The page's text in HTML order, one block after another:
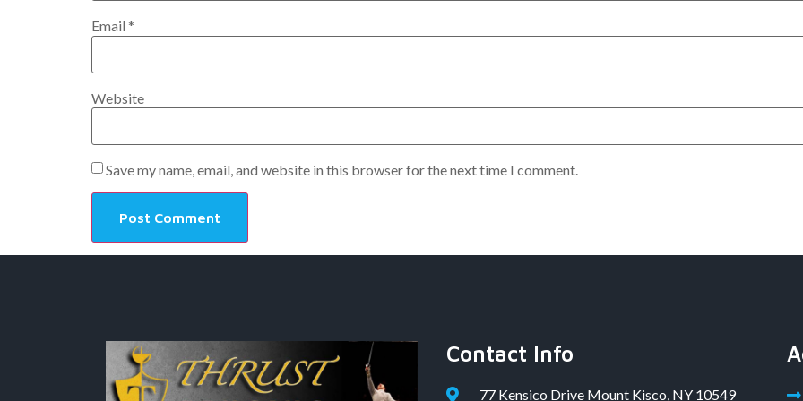
Email *
Website
Save my name, email, and website in this browser for the next time I comment.
Contact Info
77 Kensico Drive Mount Kisco, NY 10549